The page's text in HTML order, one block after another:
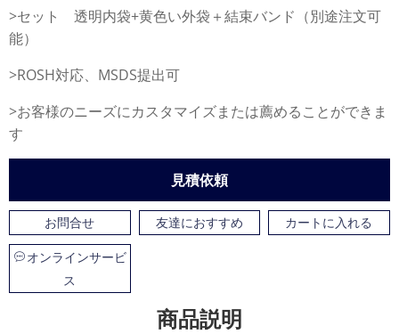
>セット 透明内袋+黄色い外袋＋結束バンド（別途注文可
能）
>ROSH対応、MSDS提出可
>お客様のニーズにカスタマイズまたは薦めることができま
す
見積依頼
お問合せ 友達におすすめ カートに入れる
オンラインサービ
ス
商品説明